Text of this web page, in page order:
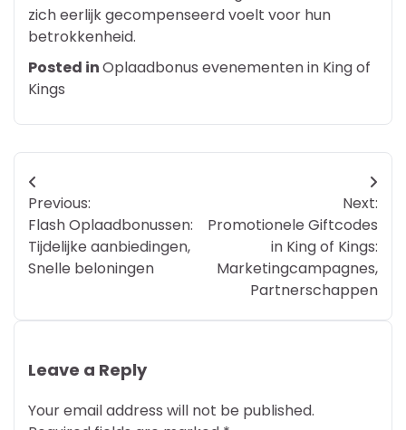
zich eerlijk gecompenseerd voelt voor hun
betrokkenheid.
Posted inOplaadbonus evenementen in King of
Kings
Post
navigation
Previous:
Flash Oplaadbonussen:
Tijdelijke aanbiedingen,
Snelle beloningen
Next:
Promotionele Giftcodes
in King of Kings:
Marketingcampagnes,
Partnerschappen
Leave a Reply
Your email address will not be published.